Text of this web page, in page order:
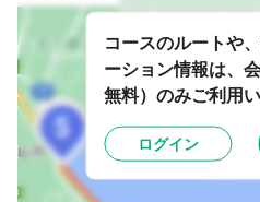
コースのルートや
ーション情報は、
無料）のみご利用
ログイン